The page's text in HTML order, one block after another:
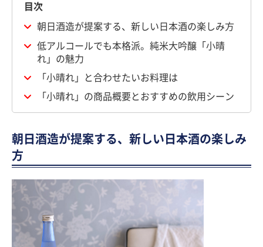
目次
朝日酒造が提案する、新しい日本酒の楽しみ方
低アルコールでも本格派。純米大吟醸「小晴
れ」の魅力
「小晴れ」と合わせたいお料理は
「小晴れ」の商品概要とおすすめの飲用シーン
朝日酒造が提案する、新しい日本酒の楽しみ
方